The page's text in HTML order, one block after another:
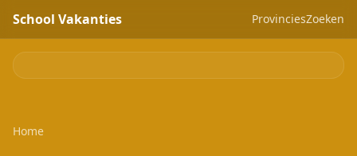
School Vakanties ProvinciesZoeken
Home